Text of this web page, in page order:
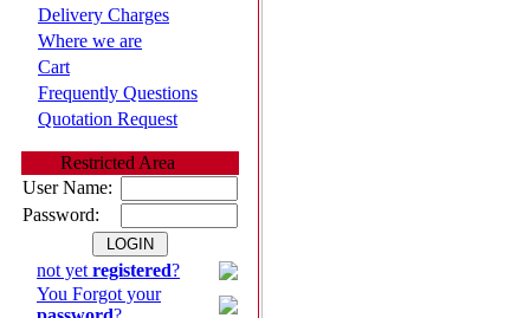
Delivery Charges
Where we are
Cart
Frequently Questions
Quotation Request
Restricted Area
User Name:
Password:
not yet registered?
You Forgot your